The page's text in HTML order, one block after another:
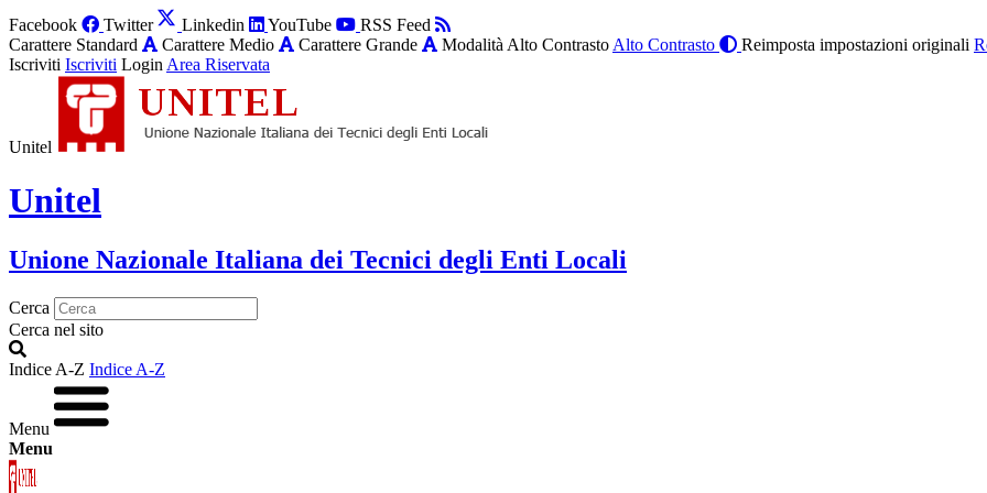
Facebook Twitter Linkedin YouTube
RSS Feed
Carattere Standard
Carattere Medio Carattere Grande Modalità Alto Contrasto Alto Contrasto Reimposta impostazioni originali
Iscriviti Iscriviti Login Area Riservata
Unitel
Unitel
Unione Nazionale Italiana dei Tecnici degli Enti Locali
Cerca
Cerca nel sito
Indice A-Z Indice A-Z
Menu
Menu